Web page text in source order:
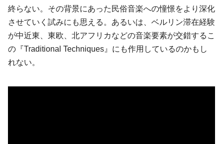
終らない。その背景にあった民俗音楽への憧憬をより深化
させていく試みにも思える。あるいは、ベルリン滞在経験
が中近東、東欧、北アフリカなどの音楽要素が交錯するこ
の『Traditional Techniques』にも作用しているのかもし
れない。